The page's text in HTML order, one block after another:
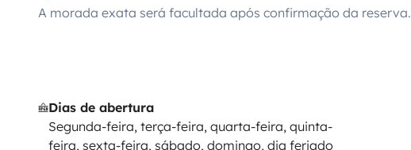
A morada exata será facultada após confirmação da reserva.
Dias de abertura
Segunda-feira, terça-feira, quarta-feira, quinta-
feira, sexta-feira, sábado, domingo, dia feriado